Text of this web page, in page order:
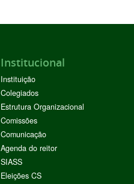
Institucional
Instituição
Colegiados
Estrutura Organizacional
Comissões
Comunicação
Agenda do reitor
SIASS
Eleições CS